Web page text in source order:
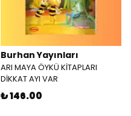
Burhan Yayınları
ARI MAYA ÖYKÜ KİTAPLARI
DİKKAT AYI VAR
₺ 146.00